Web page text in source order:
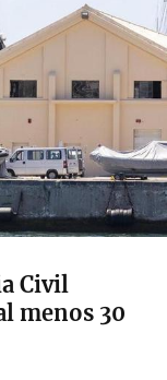
Civil
menos 30